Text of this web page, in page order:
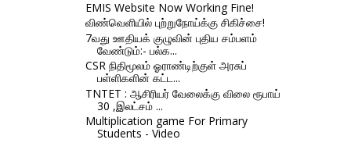
EMIS Website Now Working Fine!
விண்வெளியில் புற்றுநோய்க்கு சிகிச்சை!
7வது ஊதியக் குழுவின் புதிய சம்பளம்
வேண்டும்:- பல்க...
CSR நிதிமூலம் ஓராண்டிற்குள் அரசுப்
பள்ளிகளின் கட்ட...
TNTET : ஆசிரியர் வேலைக்கு விலை ரூபாய்
30 ,இலட்சம் ...
Multiplication game For Primary
Students - Video